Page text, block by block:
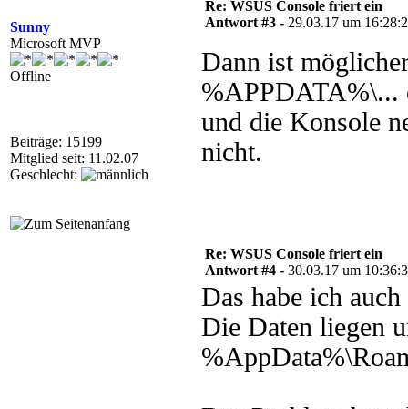
Sunny
Microsoft MVP
Offline
Beiträge: 15199
Mitglied seit: 11.02.07
Geschlecht:
Re: WSUS Console friert ein
Antwort #3 - 29.03.17 um
Dann ist
%APPDATA%\...
und die Konsole
nicht.
Re: WSUS Console friert ein
Antwort #4 - 30.03.17 um
Das habe ich
Die Daten liegen